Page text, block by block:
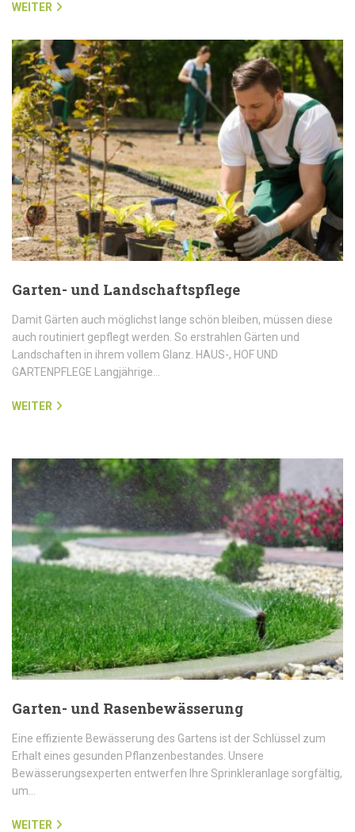
WEITER
Garten- und Landschaftspflege
Damit Gärten auch möglichst lange schön bleiben, müssen diese
auch routiniert gepflegt werden. So erstrahlen Gärten und
Landschaften in ihrem vollem Glanz. HAUS-, HOF UND
GARTENPFLEGE Langjährige…
WEITER
Garten- und Rasenbewässerung
Eine effiziente Bewässerung des Gartens ist der Schlüssel zum
Erhalt eines gesunden Pflanzenbestandes. Unsere
Bewässerungsexperten entwerfen Ihre Sprinkleranlage sorgfältig,
um…
WEITER